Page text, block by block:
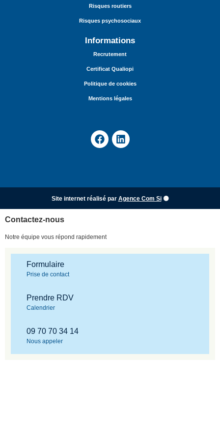
Risques routiers
Risques psychosociaux
Informations
Recrutement
Certificat Qualiopi
Politique de cookies
Mentions légales
Site internet réalisé par Agence Com Si🟡
Contactez-nous
Notre équipe vous répond rapidement
Formulaire
Prise de contact
Prendre RDV
Calendrier
09 70 70 34 14
Nous appeler